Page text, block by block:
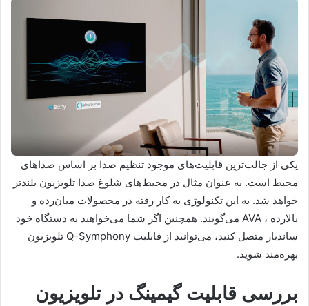
یکی از جالب‌ترین قابلیت‌های موجود تنظیم صدا بر اساس صداهای
محیط است. به عنوان مثال در محیط‌های شلوغ صدا تلویزیون بلند‌تر
خواهد شد. به این تکنولوژی به کار رفته در محصولات میان‌رده و
بالارده ، AVA می‌گویند. همچنین اگر شما می‌خواهید به دستگاه خود
ساندبار متصل ‌کنید، می‌توانید از قابلیت Q-Symphony تلویزیون
بهره‌مند شوید.
بررسی قابلیت گیمینگ در تلویزیون